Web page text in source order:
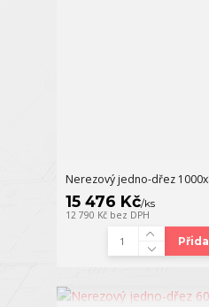
Nerezový jedno-dřez
15 476 Kč/ks
12 790 Kč bez DPH